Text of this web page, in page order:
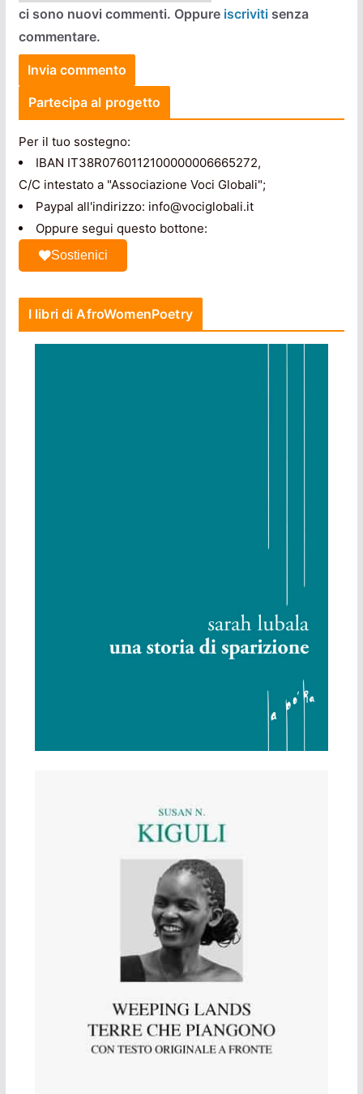
ci sono nuovi commenti. Oppure iscrivitisenza
commentare.
Partecipa al progetto
Per il tuo sostegno:
IBAN IT38R0760112100000006665272,
C/C intestato a "Associazione Voci Globali";
Paypal all'indirizzo: info@vociglobali.it
Oppure segui questo bottone:
Sostienici
I libri di AfroWomenPoetry